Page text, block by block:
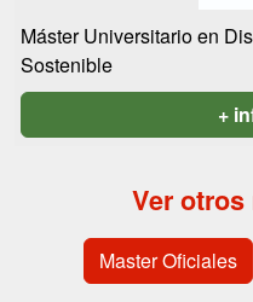
Máster Universitario en
Sostenible
+
Ver otros
Master Oficiales